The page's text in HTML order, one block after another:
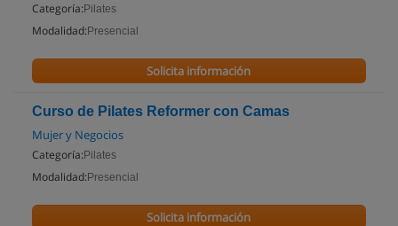
Categoría: Pilates
Modalidad: Presencial
Solicita información
Curso de Pilates Reformer con Camas
Mujer y Negocios
Categoría: Pilates
Modalidad: Presencial
Solicita información